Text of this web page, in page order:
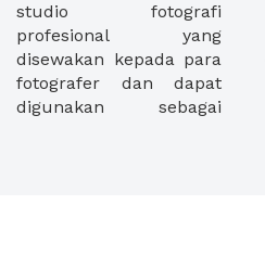
studio fotografi
profesional yang
disewakan kepada para
fotografer dan dapat
digunakan sebagai
mengembangkan tanpa
batas kreatifitas kalian
dan membuat klien